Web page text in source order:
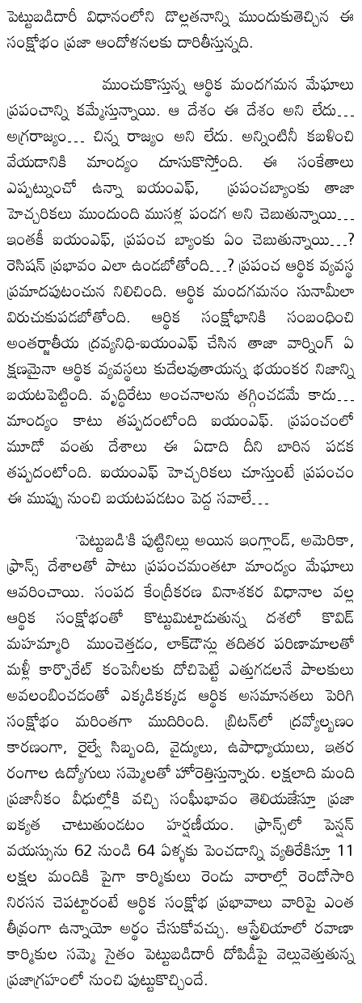
పెట్టుబడిదారీ విధానంలోని డొల్లతనాన్ని ముందుకుతెచ్చిన ఈ
సంక్షోభం ప్రజా ఆందోళనలకు దారితీస్తున్నది.
ముంచుకొస్తున్న ఆర్థిక మందగమన మేఘాలు
ప్రపంచాన్ని కమ్మేస్తున్నాయి. ఆ దేశం ఈ దేశం అని లేదు…
అగ్రరాజ్యం… చిన్న రాజ్యం అని లేదు. అన్నింటినీ కబళించి
వేయడానికి మాంద్యం దూసుకొస్తోంది. ఈ సంకేతాలు
ఎప్పట్నుంచో ఉన్నా ఐయంఎఫ్‌, ప్రపంచబ్యాంకు తాజా
హెచ్చరికలు ముందుంది ముసళ్ల పండగ అని చెబుతున్నాయి…
ఇంతకీ ఐయంఎఫ్‌, ప్రపంచ బ్యాంకు ఏం చెబుతున్నాయి…?
రెసిషన్‌ ప్రభావం ఎలా ఉండబోతోంది…? ప్రపంచ ఆర్థిక వ్యవస్థ
ప్రమాదపుటంచున నిలిచింది. ఆర్థిక మందగమనం సునామీలా
విరుచుకుపడబోతోంది. ఆర్థిక సంక్షోభానికి సంబంధించి
అంతర్జాతీయ ద్రవ్యనిధి-ఐయంఎఫ్‌ చేసిన తాజా వార్నింగ్‌ ఏ
క్షణమైనా ఆర్థిక వ్యవస్థలు కుదేలవుతాయన్న భయంకర నిజాన్ని
బయటపెట్టింది. వృద్ధిరేటు అంచనాలను తగ్గించడమే కాదు…
మాంద్యం కాటు తప్పదంటోంది ఐయంఎఫ్‌. ప్రపంచంలో
మూడో వంతు దేశాలు ఈ ఏడాది దీని బారిన పడక
తప్పదంటోంది. ఐయంఎఫ్‌ హెచ్చరికలు చూస్తుంటే ప్రపంచం
ఈ ముప్పు నుంచి బయటపడటం పెద్ద సవాలే…
‘పెట్టుబడి’కి పుట్టినిల్లు అయిన ఇంగ్లాండ్‌, అమెరికా,
ఫ్రాన్స్‌ దేశాలతో పాటు ప్రపంచమంతటా మాంద్యం మేఘాలు
ఆవరించాయి. సంపద కేంద్రీకరణ వినాశకర విధానాల వల్ల
ఆర్థిక సంక్షోభంతో కొట్టుమిట్టాడుతున్న దశలో కొవిడ్‌
మహమ్మారి ముంచెత్తడం, లాక్‌డౌన్లు తదితర పరిణామాలతో
మళ్లీ కార్పొరేట్‌ కంపెనీలకు దోచిపెట్టే ఎత్తుగడలనే పాలకులు
అవలంబించడంతో ఎక్కడికక్కడ ఆర్థిక అసమానతలు పెరిగి
సంక్షోభం మరింతగా ముదిరింది. బ్రిటన్‌లో ద్రవ్యోల్బణం
కారణంగా, రైల్వే సిబ్బంది, వైద్యులు, ఉపాధ్యాయులు, ఇతర
రంగాల ఉద్యోగులు సమ్మెలతో హోరెత్తిస్తున్నారు. లక్షలాది మంది
ప్రజానీకం వీధుల్లోకి వచ్చి సంఫీుభావం తెలియజేస్తూ ప్రజా
ఐక్యత చాటుతుండటం హర్షణీయం. ఫ్రాన్స్‌లో పెన్షన్‌
వయస్సును 62 నుండి 64 ఏళ్ళకు పెంచడాన్ని వ్యతిరేకిస్తూ 11
లక్షల మందికి పైగా కార్మికులు రెండు వారాల్లో రెండోసారి
నిరసన చెపట్టారంటే ఆర్థిక సంక్షోభ ప్రభావాలు వారిపై ఎంత
తీవ్రంగా ఉన్నాయో అర్థం చేసుకోవచ్చు. ఆస్ట్రేలియాలో రవాణా
కార్మికుల సమ్మె సైతం పెట్టుబడిదారీ దోపిడీపై వెల్లువెత్తుతున్న
ప్రజాగ్రహంలో నుంచి పుట్టుకొచ్చిందే.